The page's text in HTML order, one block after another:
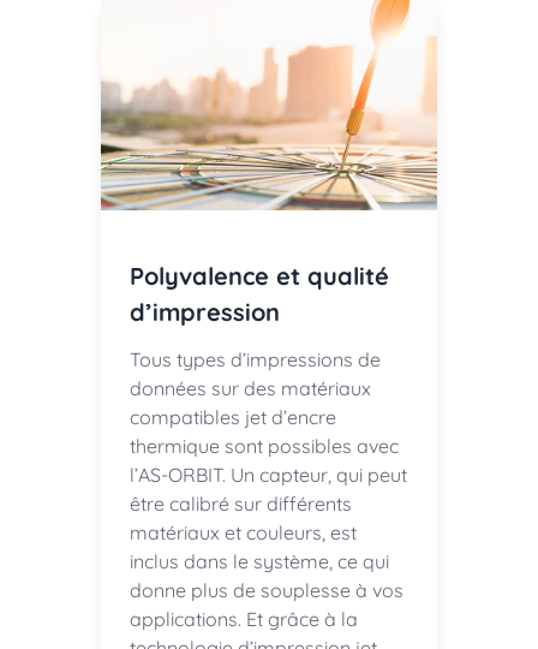
Polyvalence et qualité
d’impression
Tous types d’impressions de
données sur des matériaux
compatibles jet d’encre
thermique sont possibles avec
l’AS-ORBIT. Un capteur, qui peut
être calibré sur différents
matériaux et couleurs, est
inclus dans le système, ce qui
donne plus de souplesse à vos
applications. Et grâce à la